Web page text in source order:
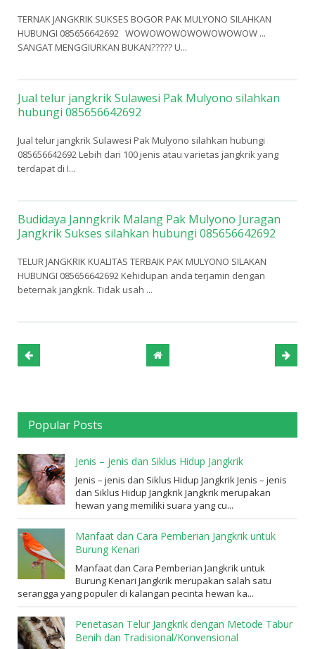
TERNAK JANGKRIK SUKSES BOGOR PAK MULYONO SILAHKAN
HUBUNGI 085656642692 WOWOWOWOWOWOWOWOW ...
SANGAT MENGGIURKAN BUKAN????? U...
Jual telur jangkrik Sulawesi Pak Mulyono silahkan
hubungi 085656642692
Jual telur jangkrik Sulawesi Pak Mulyono silahkan hubungi
085656642692 Lebih dari 100 jenis atau varietas jangkrik yang
terdapat di I...
Budidaya Janngkrik Malang Pak Mulyono Juragan
Jangkrik Sukses silahkan hubungi 085656642692
TELUR JANGKRIK KUALITAS TERBAIK PAK MULYONO SILAKAN
HUBUNGI 085656642692 Kehidupan anda terjamin dengan
beternak jangkrik. Tidak usah ...
Popular Posts
Jenis – jenis dan Siklus Hidup Jangkrik
Jenis – jenis dan Siklus Hidup Jangkrik Jenis – jenis
dan Siklus Hidup Jangkrik Jangkrik merupakan
hewan yang memiliki suara yang cu...
Manfaat dan Cara Pemberian Jangkrik untuk
Burung Kenari
Manfaat dan Cara Pemberian Jangkrik untuk
Burung Kenari Jangkrik merupakan salah satu
serangga yang populer di kalangan pecinta hewan ka...
Penetasan Telur Jangkrik dengan Metode Tabur
Benih dan Tradisional/Konvensional